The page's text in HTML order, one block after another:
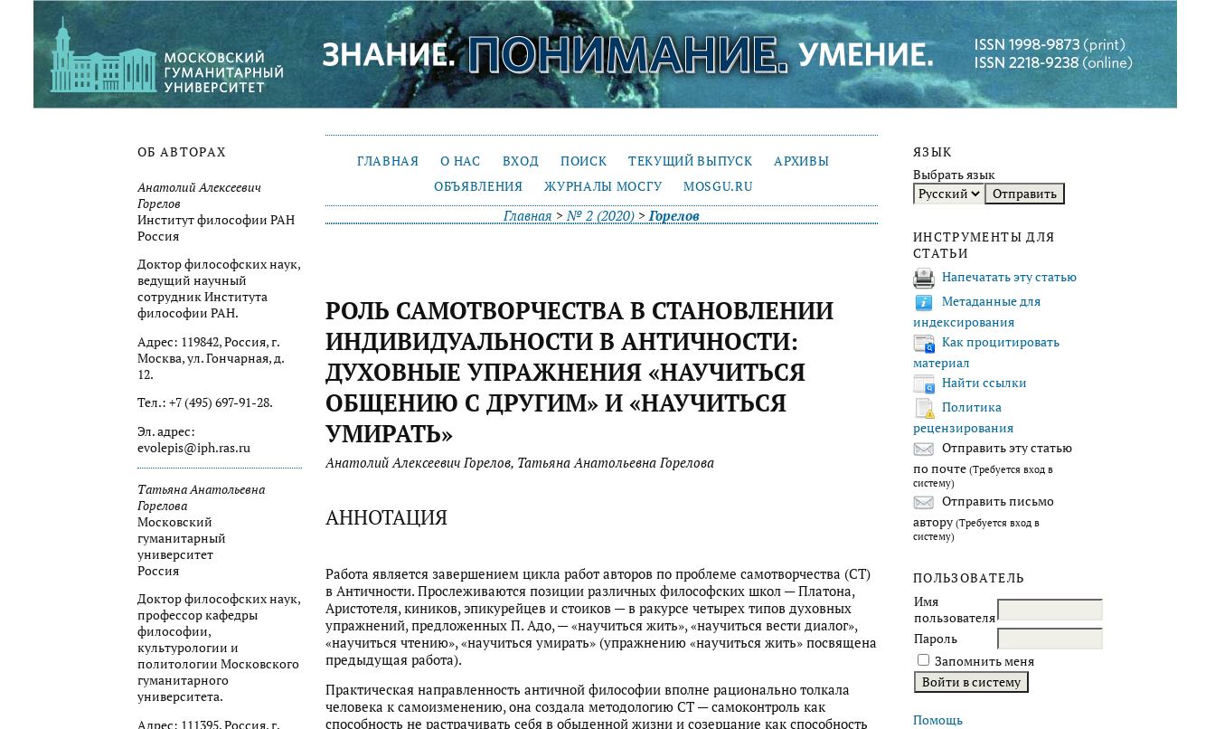
ОБ АВТОРАХ
Анатолий Алексеевич
Горелов
Институт философии РАН
Россия
Доктор философских наук,
ведущий научный
сотрудник Института
философии РАН.
Адрес: 119842, Россия, г.
Москва, ул. Гончарная, д.
12.
Тел.: +7 (495) 697-91-28.
Эл. адрес:
evolepis@iph.ras.ru
Татьяна Анатольевна
Горелова
Московский
гуманитарный
университет
Россия
Доктор философских наук,
профессор кафедры
философии,
культурологии и
политологии Московского
гуманитарного
университета.
Адрес: 111395, Россия, г.
ЯЗЫК
Выбрать язык
ИНСТРУМЕНТЫ ДЛЯ
СТАТЬИ
Напечатать эту статью
Метаданные для
индексирования
Как процитировать
материал
Найти ссылки
Политика
рецензирования
Отправить эту статью
по почте (Требуется вход в
систему)
Отправить письмо
автору (Требуется вход в
систему)
ПОЛЬЗОВАТЕЛЬ
Имя
пользователя
Пароль
Запомнить меня
Помощь
ГЛАВНАЯ О НАС ВХОД ПОИСК ТЕКУЩИЙ ВЫПУСК
АРХИВЫ
ОБЪЯВЛЕНИЯ
ЖУРНАЛЫ МОСГУ MOSGU.RU
Главная >№ 2 (2020) >Горелов
РОЛЬ САМОТВОРЧЕСТВА В СТАНОВЛЕНИИ
ИНДИВИДУАЛЬНОСТИ В АНТИЧНОСТИ:
ДУХОВНЫЕ УПРАЖНЕНИЯ «НАУЧИТЬСЯ
ОБЩЕНИЮ С ДРУГИМ» И «НАУЧИТЬСЯ
УМИРАТЬ»
Анатолий Алексеевич Горелов, Татьяна Анатольевна Горелова
АННОТАЦИЯ
Работа является завершением цикла работ авторов по проблеме самотворчества (СТ)
в Античности. Прослеживаются позиции различных философских школ — Платона,
Аристотеля, киников, эпикурейцев и стоиков — в ракурсе четырех типов духовных
упражнений, предложенных П. Адо, — «научиться жить», «научиться вести диалог»,
«научиться чтению», «научиться умирать» (упражнению «научиться жить» посвящена
предыдущая работа).
Практическая направленность античной философии вполне рационально толкала
человека к самоизменению, она создала методологию СТ — самоконтроль как
способность не растрачивать себя в обыденной жизни и созерцание как способность